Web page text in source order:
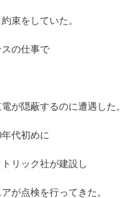
束をしていた。
の仕事で
が隠蔽するのに遭遇した。
代初めに
リック社が建設し
が点検を行ってきた。